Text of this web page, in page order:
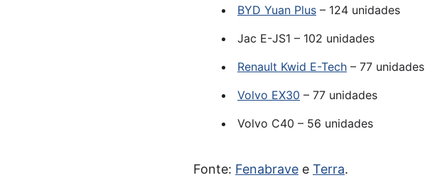
BYD Yuan Plus – 124 unidades
Jac E-JS1 – 102 unidades
Renault Kwid E-Tech – 77 unidades
Volvo EX30 – 77 unidades
Volvo C40 – 56 unidades
Fonte: Fenabrave e Terra.